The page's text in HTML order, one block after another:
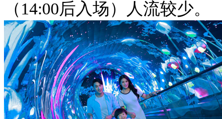
（14:00后入场）人流较少。